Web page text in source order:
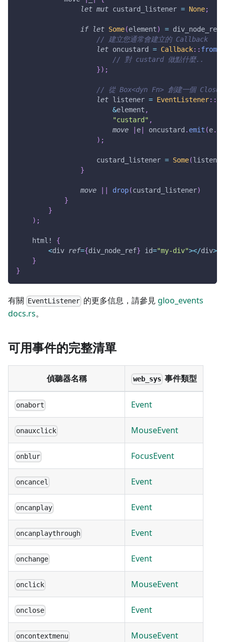
let mut custard_listener = None;
if let Some(element) = div_node_ref
// 建立您通常會建立的 Callback
let oncustard = Callback:: from
// 對 custard 做點什麼..
}) ;
// 從 Box<dyn Fn> 創建一個
let listener = EventListener::
&element ,
"custard" ,
move
e oncustard . emit (e.
) ;
                    custard_listener
= Some(listener
}
move drop(custard_listener)
}
}
) ;
html!
{
<div ref={div_node_ref} id="my-div"></div>
}
}
有關 EventListener 的更多信息，請參見gloo_events
docs.rs。
可用事件的完整清單
偵聽器名稱 web_sys事件類型
onabort Event
onauxclick MouseEvent
onblur FocusEvent
oncancel Event
oncanplay Event
oncanplaythrough Event
onchange Event
onclick MouseEvent
onclose Event
oncontextmenu MouseEvent